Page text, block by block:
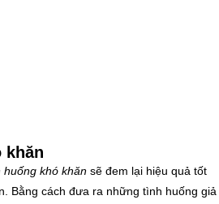
khăn
khó khăn sẽ đem lại hiệu quả tốt
Bằng cách đưa ra những tình huống giả